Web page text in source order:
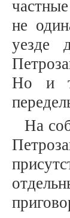
не
уезде
Но и
На